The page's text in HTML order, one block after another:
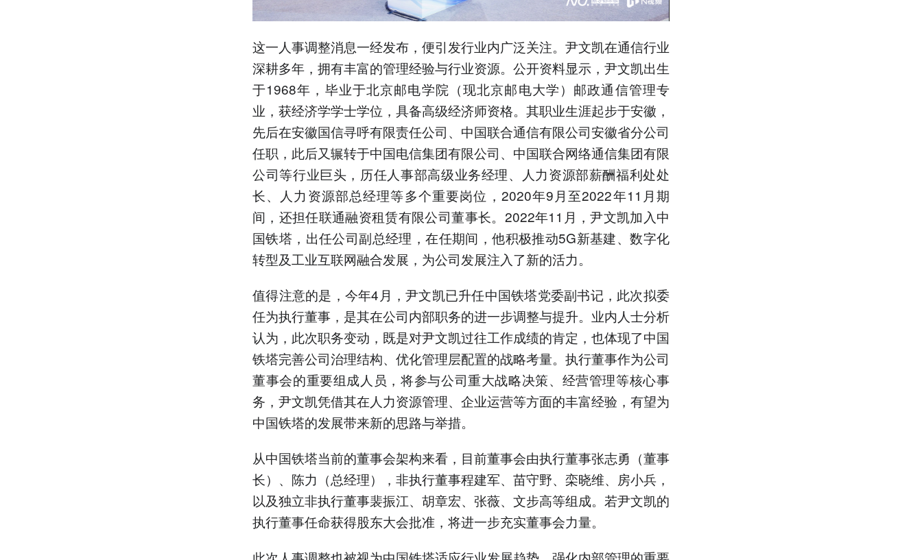
这一人事调整消息一经发布，便引发行业内广泛关注。尹文凯在通信行业
深耕多年，拥有丰富的管理经验与行业资源。公开资料显示，尹文凯出生
于1968年，毕业于北京邮电学院（现北京邮电大学）邮政通信管理专
业，获经济学学士学位，具备高级经济师资格。其职业生涯起步于安徽，
先后在安徽国信寻呼有限责任公司、中国联合通信有限公司安徽省分公司
任职，此后又辗转于中国电信集团有限公司、中国联合网络通信集团有限
公司等行业巨头，历任人事部高级业务经理、人力资源部薪酬福利处处
长、人力资源部总经理等多个重要岗位，2020年9月至2022年11月期
间，还担任联通融资租赁有限公司董事长。2022年11月，尹文凯加入中
国铁塔，出任公司副总经理，在任期间，他积极推动5G新基建、数字化
转型及工业互联网融合发展，为公司发展注入了新的活力。
值得注意的是，今年4月，尹文凯已升任中国铁塔党委副书记，此次拟委
任为执行董事，是其在公司内部职务的进一步调整与提升。业内人士分析
认为，此次职务变动，既是对尹文凯过往工作成绩的肯定，也体现了中国
铁塔完善公司治理结构、优化管理层配置的战略考量。执行董事作为公司
董事会的重要组成人员，将参与公司重大战略决策、经营管理等核心事
务，尹文凯凭借其在人力资源管理、企业运营等方面的丰富经验，有望为
中国铁塔的发展带来新的思路与举措。
从中国铁塔当前的董事会架构来看，目前董事会由执行董事张志勇（董事
长）、陈力（总经理），非执行董事程建军、苗守野、栾晓维、房小兵，
以及独立非执行董事裴振江、胡章宏、张薇、文步高等组成。若尹文凯的
执行董事任命获得股东大会批准，将进一步充实董事会力量。